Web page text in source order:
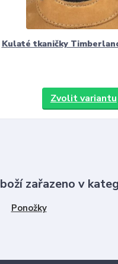
Kulaté tkaničky
Zvolit variantu
zařazeno v
Ponožky